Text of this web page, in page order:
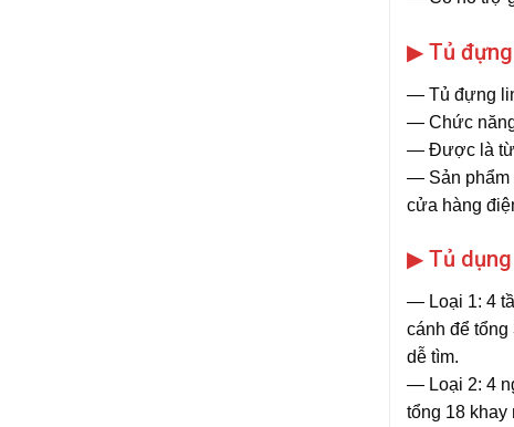
▶ Tủ
― Tủ đựng
― Chức năng
― Được là từ
― Sản phẩm
cửa hàng
▶ Tủ
― Loại 1: 4
cánh để tổng
dễ tìm.
― Loại 2: 4
tổng 18 khay